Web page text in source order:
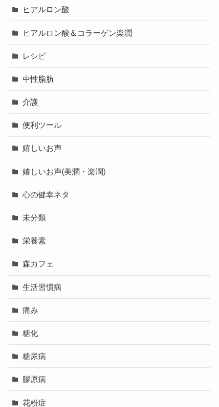
ヒアルロン酸
ヒアルロン酸＆コラーゲン楽潤
レシピ
中性脂肪
介護
便利ツール
嬉しいお声
嬉しいお声(美潤・楽潤)
心の健幸ネタ
未分類
栄養素
森カフェ
生活習慣病
痛み
糖化
糖尿病
膠原病
花粉症